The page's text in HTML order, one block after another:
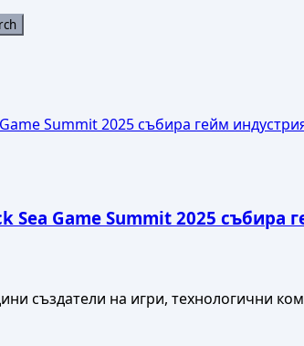
Summit 2025 събира гейм
Sea Game Summit 2025
създатели на игри, технологични